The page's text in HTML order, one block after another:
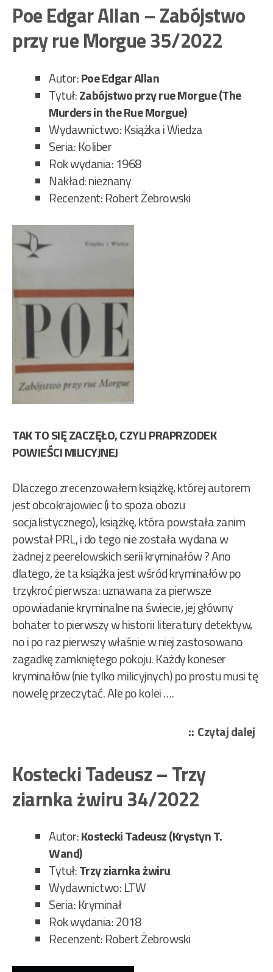
Poe Edgar Allan – Zabójstwo
przy rue Morgue 35/2022
Autor:Poe Edgar Allan
Tytuł:Zabójstwo przy rue Morgue (The
Murders in the Rue Morgue)
Wydawnictwo: Książka i Wiedza
Seria: Koliber
Rok wydania: 1968
Nakład: nieznany
Recenzent: Robert Żebrowski
TAK TO SIĘ ZACZĘŁO, CZYLI PRAPRZODEK
POWIEŚCI MILICYJNEJ
Dlaczego zrecenzowałem książkę, której autorem
jest obcokrajowiec (i to spoza obozu
socjalistycznego), książkę, która powstała zanim
powstał PRL, i do tego nie została wydana w
żadnej z peerelowskich serii kryminałów ? Ano
dlatego, że ta książka jest wśród kryminałów po
trzykroć pierwsza: uznawana za pierwsze
opowiadanie kryminalne na świecie, jej główny
bohater to pierwszy w historii literatury detektyw,
no i po raz pierwszy właśnie w niej zastosowano
zagadkę zamkniętego pokoju. Każdy koneser
kryminałów (nie tylko milicyjnych) po prostu musi tę
nowelę przeczytać. Ale po kolei ….
Czytaj dalej
Kostecki Tadeusz – Trzy
ziarnka żwiru 34/2022
Autor:Kostecki Tadeusz (Krystyn T.
Wand)
Tytuł:Trzy ziarnka żwiru
Wydawnictwo: LTW
Seria: Kryminał
Rok wydania: 2018
Recenzent: Robert Żebrowski